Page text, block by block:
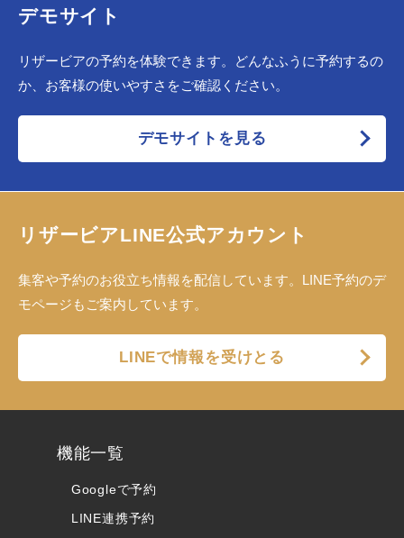
デモサイト
リザービアの予約を体験できます。どんなふうに予約するの
か、お客様の使いやすさをご確認ください。
デモサイトを見る
リザービアLINE公式アカウント
集客や予約のお役立ち情報を配信しています。LINE予約のデ
モページもご案内しています。
LINEで情報を受けとる
機能一覧
Googleで予約
LINE連携予約